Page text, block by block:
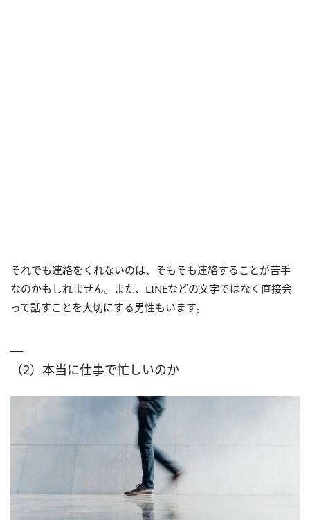
それでも連絡をくれないのは、そもそも連絡することが苦手
なのかもしれません。また、LINEなどの文字ではなく直接会
って話すことを大切にする男性もいます。
（2）本当に仕事で忙しいのか